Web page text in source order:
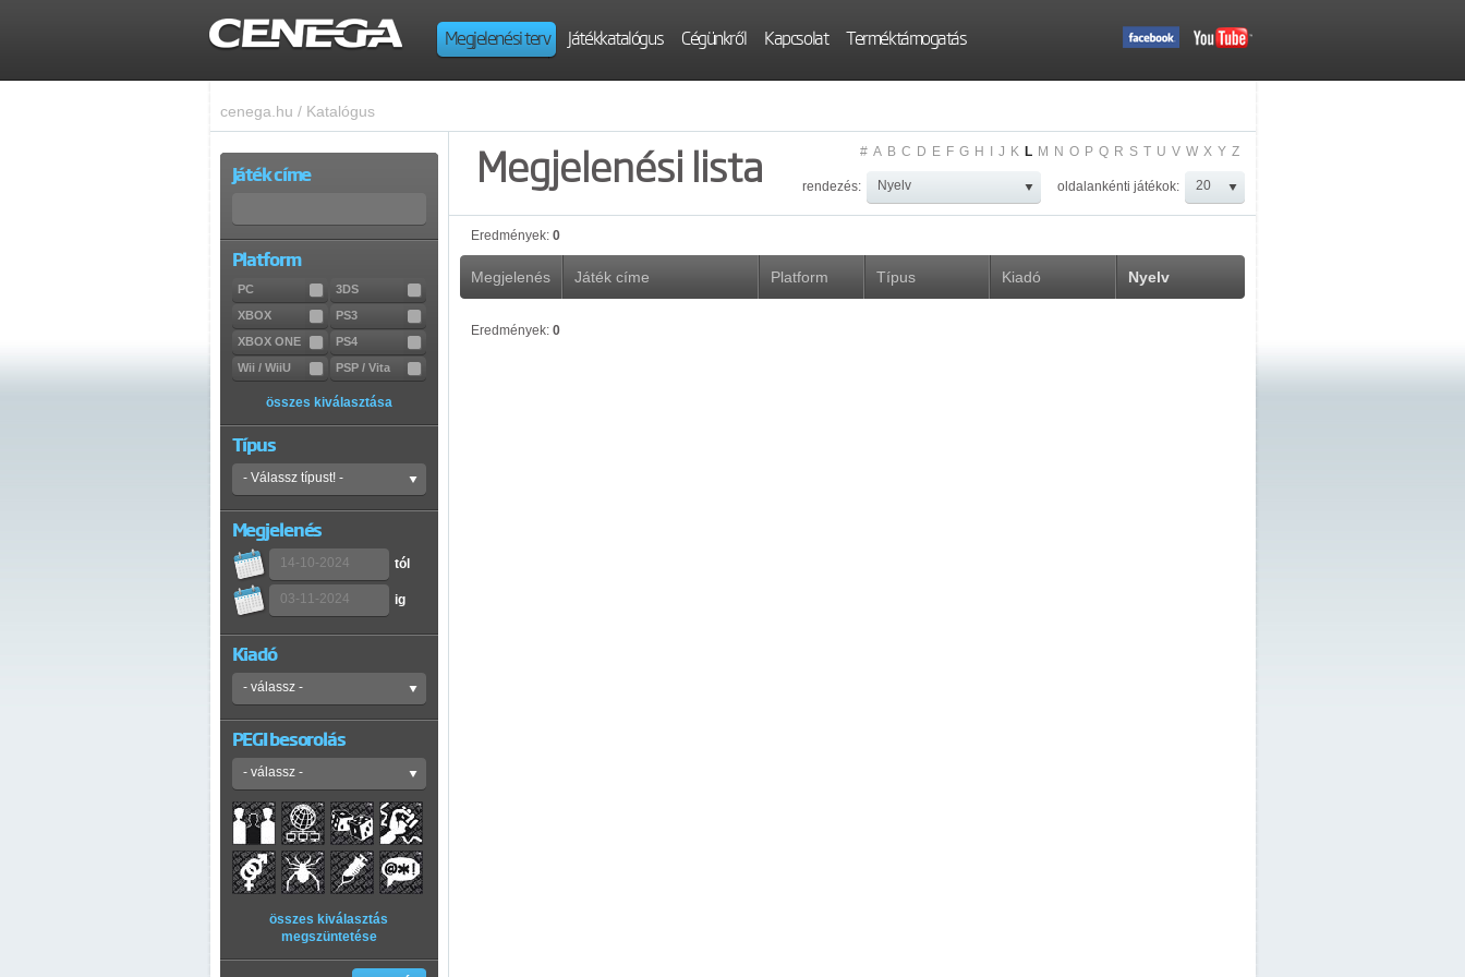
Megjelenési terv Játékkatalógus Cégünkről Kapcsolat Terméktámogatás
cenega.hu / Katalógus
Játék címe
Platform
PC
3DS
XBOX
PS3
XBOX ONE
PS4
Wii / WiiU
PSP / Vita
összes kiválasztása
Típus
Megjelenés
tól
ig
Kiadó
PEGI besorolás
összes kiválasztás
megszüntetése
Megjelenési lista # A B C D E F G H J K L M N O P Q R S T U V W X Y Z
rendezés: oldalankénti játékok:
Eredmények: 0
Megjelenés Játék címe Platform Típus Kiadó Nyelv
Eredmények: 0